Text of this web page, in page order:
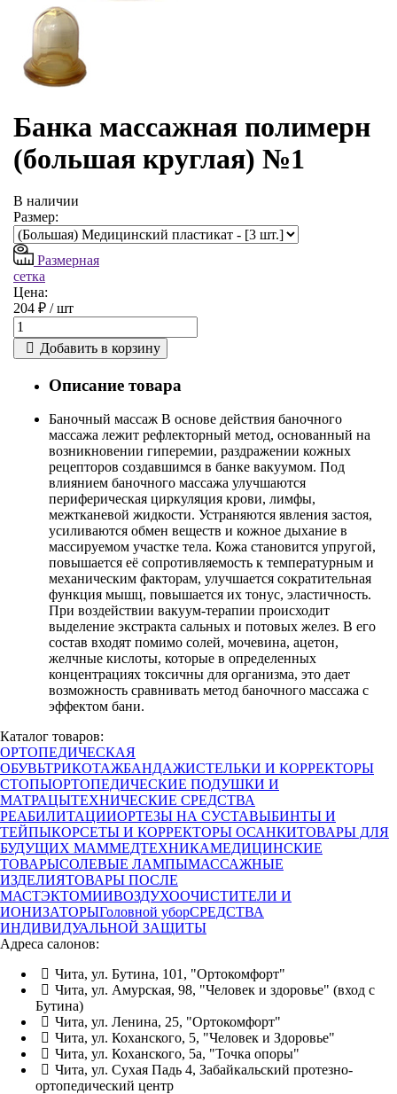
Банка массажная полимерн
(большая круглая) №1
В наличии
Размер:
Размерная
сетка
Цена:
204 ₽ /шт
Добавить в корзину
Описание товара
Баночный массаж В основе действия баночного
массажа лежит рефлекторный метод, основанный на
возникновении гиперемии, раздражении кожных
рецепторов создавшимся в банке вакуумом. Под
влиянием баночного массажа улучшаются
периферическая циркуляция крови, лимфы,
межтканевой жидкости. Устраняются явления застоя,
усиливаются обмен веществ и кожное дыхание в
массируемом участке тела. Кожа становится упругой,
повышается её сопротивляемость к температурным и
механическим факторам, улучшается сократительная
функция мышц, повышается их тонус, эластичность.
При воздействии вакуум-терапии происходит
выделение экстракта сальных и потовых желез. В его
состав входят помимо солей, мочевина, ацетон,
желчные кислоты, которые в определенных
концентрациях токсичны для организма, это дает
возможность сравнивать метод баночного массажа с
эффектом бани.
Каталог товаров:
ОРТОПЕДИЧЕСКАЯ
ОБУВЬТРИКОТАЖБАНДАЖИСТЕЛЬКИ И КОРРЕКТОРЫ
СТОПЫОРТОПЕДИЧЕСКИЕ ПОДУШКИ И
МАТРАЦЫТЕХНИЧЕСКИЕ СРЕДСТВА
РЕАБИЛИТАЦИИОРТЕЗЫ НА СУСТАВЫБИНТЫ И
ТЕЙПЫКОРСЕТЫ И КОРРЕКТОРЫ ОСАНКИТОВАРЫ ДЛЯ
БУДУЩИХ МАММЕДТЕХНИКАМЕДИЦИНСКИЕ
ТОВАРЫСОЛЕВЫЕ ЛАМПЫМАССАЖНЫЕ
ИЗДЕЛИЯТОВАРЫ ПОСЛЕ
МАСТЭКТОМИИВОЗДУХООЧИСТИТЕЛИ И
ИОНИЗАТОРЫГоловной уборСРЕДСТВА
ИНДИВИДУАЛЬНОЙ ЗАЩИТЫ
Адреса салонов:
Чита, ул. Бутина, 101, "Ортокомфорт"
Чита, ул. Амурская, 98, "Человек и здоровье" (вход с
Бутина)
Чита, ул. Ленина, 25, "Ортокомфорт"
Чита, ул. Коханского, 5, "Человек и Здоровье"
Чита, ул. Коханского, 5а, "Точка опоры"
Чита, ул. Сухая Падь 4, Забайкальский протезно-
ортопедический центр